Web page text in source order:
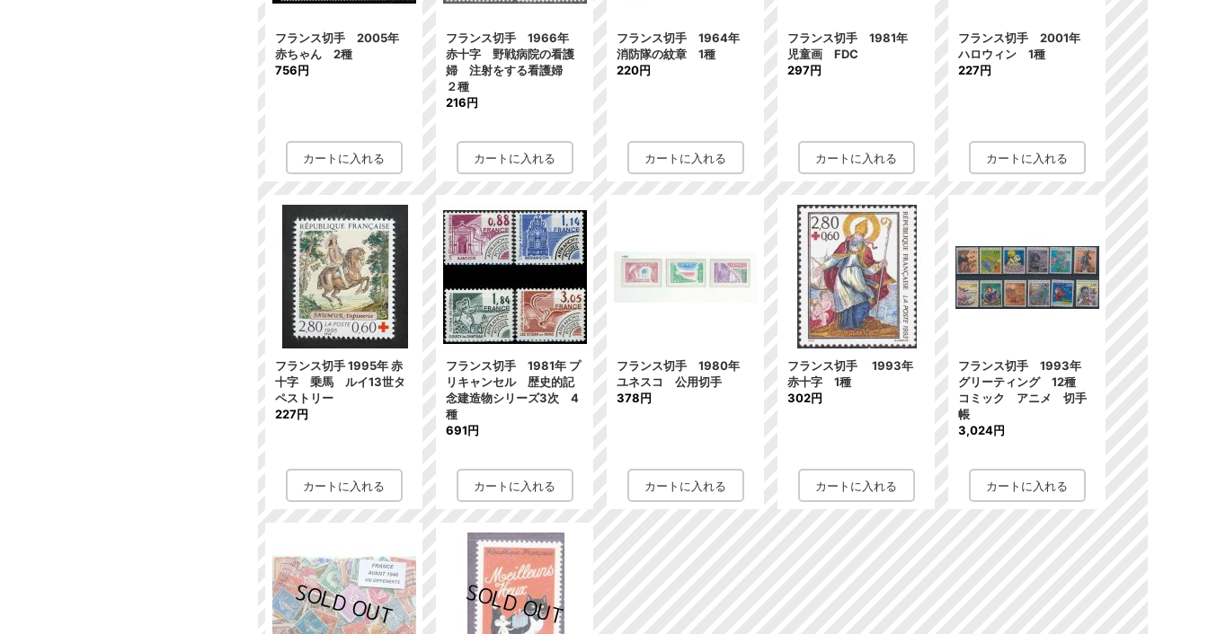
フランス切手 2005年
赤ちゃん 2種
756円
フランス切手 1966年
赤十字 野戦病院の看護
婦 注射をする看護婦
２種
216円
フランス切手 1964年
消防隊の紋章 1種
220円
フランス切手 1981年
児童画 FDC
297円
フランス切手 2001年
ハロウィン 1種
227円
フランス切手 1995年 赤
十字 乗馬 ルイ13世タ
ペストリー
227円
フランス切手 1981年 プ
リキャンセル 歴史的記
念建造物シリーズ3次 4
種
691円
フランス切手 1980年
ユネスコ 公用切手
378円
フランス切手 1993年
赤十字 1種
302円
フランス切手 1993年
グリーティング 12種
コミック アニメ 切手
帳
3,024円